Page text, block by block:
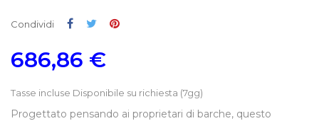
Condividi Condividi
Twitta
686,86 €
Tasse incluse Disponibile su richiesta (7gg)
Progettato pensando ai proprietari di barche, questo